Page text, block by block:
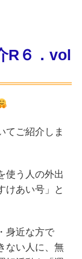
R６．vol
てご紹介しま
使う人の外出
けあい号」と
身近な方で
ない人に、無